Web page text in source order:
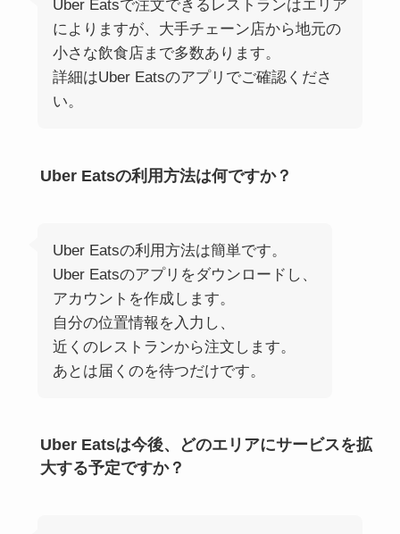
Uber Eatsで注文できるレストランはエリア
によりますが、大手チェーン店から地元の
小さな飲食店まで多数あります。
詳細はUber Eatsのアプリでご確認くださ
い。
Uber Eatsの利用方法は何ですか？
Uber Eatsの利用方法は簡単です。
Uber Eatsのアプリをダウンロードし、
アカウントを作成します。
自分の位置情報を入力し、
近くのレストランから注文します。
あとは届くのを待つだけです。
Uber Eatsは今後、どのエリアにサービスを拡
大する予定ですか？